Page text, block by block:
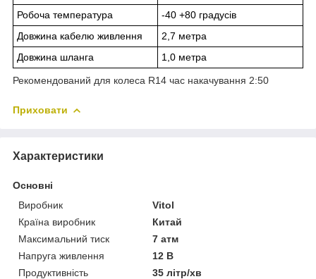
Робоча температура
-40 +80 градусів
Довжина кабелю живлення
2,7 метра
Довжина шланга
1,0 метра
Рекомендований для колеса R14 час накачування 2:50
Приховати
Характеристики
Основні
Виробник
Vitol
Країна виробник
Китай
Максимальний тиск
7 атм
Напруга живлення
12 В
Продуктивність
35 літр/хв